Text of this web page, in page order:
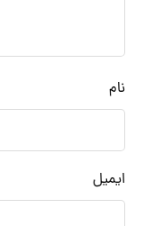
نام
ایمیل